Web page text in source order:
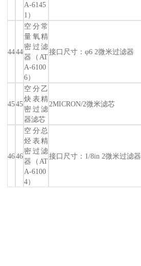
A-6145
1）
4444
空分常
量氧精
密过滤
器（AT
A-6100
6）
接口尺寸：φ6 2微米过滤器
4545
空分乙
炔表精
密过滤
器滤芯
2MICRON/2微米滤芯
4646
空分总
烃表精
密过滤
器（AT
A-6100
4）
接口尺寸：1/8in 2微米过滤器